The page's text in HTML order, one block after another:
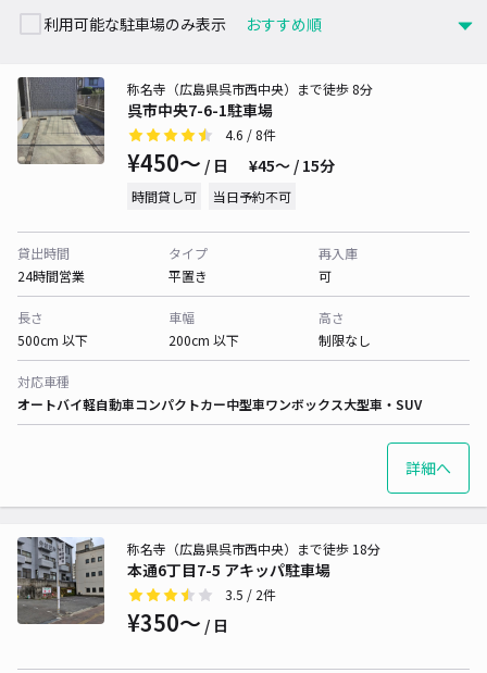
利用可能な駐車場のみ表示
呉市中央7-6-1駐車場
称名寺（広島県呉市西中央）まで徒歩 8分
4.6 / 8件
¥450〜 / 日 ¥45〜 / 15分
時間貸し可 当日予約不可
貸出時間
24時間営業
タイプ
平置き
再入庫
可
長さ
500cm 以下
車幅
200cm 以下
高さ
制限なし
対応車種
オートバイ軽自動車コンパクトカー中型車ワンボックス大型車・SUV
詳細へ
本通6丁目7-5 アキッパ駐車場
称名寺（広島県呉市西中央）まで徒歩 18分
3.5 / 2件
¥350〜 / 日